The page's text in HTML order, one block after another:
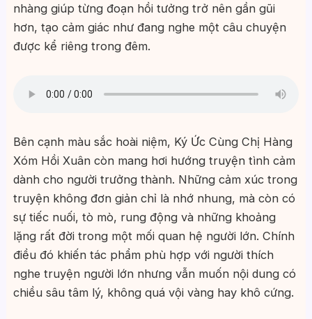
nhàng giúp từng đoạn hồi tưởng trở nên gần gũi
hơn, tạo cảm giác như đang nghe một câu chuyện
được kể riêng trong đêm.
Bên cạnh màu sắc hoài niệm, Ký Ức Cùng Chị Hàng
Xóm Hồi Xuân còn mang hơi hướng truyện tình cảm
dành cho người trưởng thành. Những cảm xúc trong
truyện không đơn giản chỉ là nhớ nhung, mà còn có
sự tiếc nuối, tò mò, rung động và những khoảng
lặng rất đời trong một mối quan hệ người lớn. Chính
điều đó khiến tác phẩm phù hợp với người thích
nghe truyện người lớn nhưng vẫn muốn nội dung có
chiều sâu tâm lý, không quá vội vàng hay khô cứng.